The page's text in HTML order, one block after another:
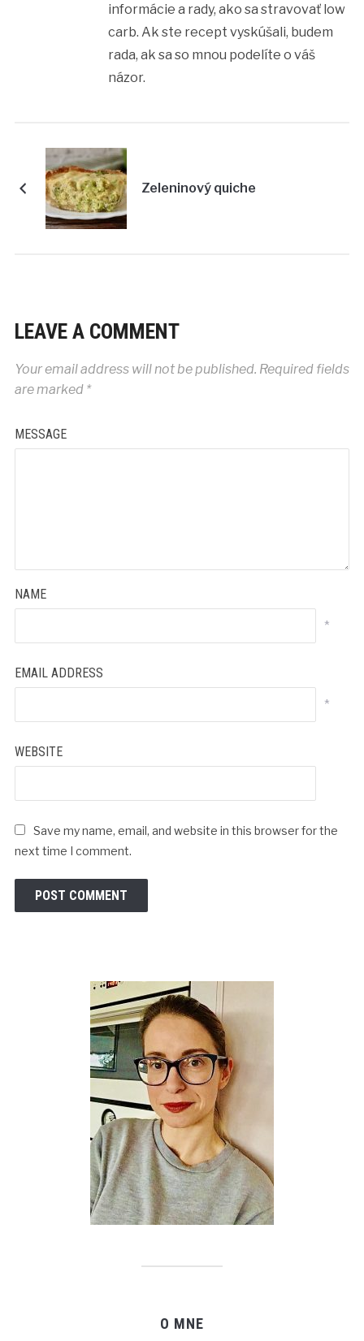
informácie a rady, ako sa stravovať low
carb. Ak ste recept vyskúšali, budem
rada, ak sa so mnou podelíte o váš
názor.
Zeleninový quiche
LEAVE A COMMENT
Your email address will not be published. Required fields
are marked *
MESSAGE
NAME
*
EMAIL ADDRESS
*
WEBSITE
Save my name, email, and website in this browser for the
next time I comment.
O MNE